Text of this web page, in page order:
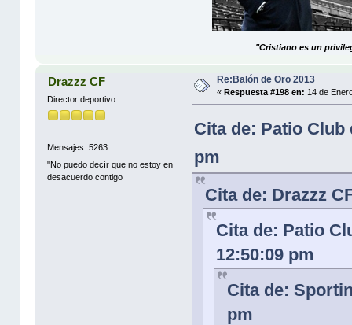
"Cristiano es un
Drazzz CF
Director deportivo
Mensajes: 5263
"No puedo decír que no estoy en
desacuerdo contigo
Re:Balón de Oro 2013
«Respuesta #198 en: 14 de
Cita de: Patio Club
pm
Cita de: Drazzz
Cita de: Patio
12:50:09 pm
Cita de:
pm